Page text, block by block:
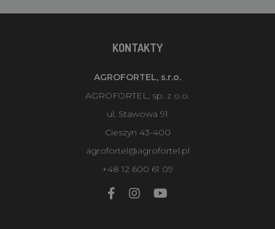
KONTAKTY
AGROFORTEL, s.r.o.
AGROFORTEL, sp. z o.o.
ul. Stawowa 91
Cieszyn 43-400
agrofortel@agrofortel.pl
+48 12 600 61 09